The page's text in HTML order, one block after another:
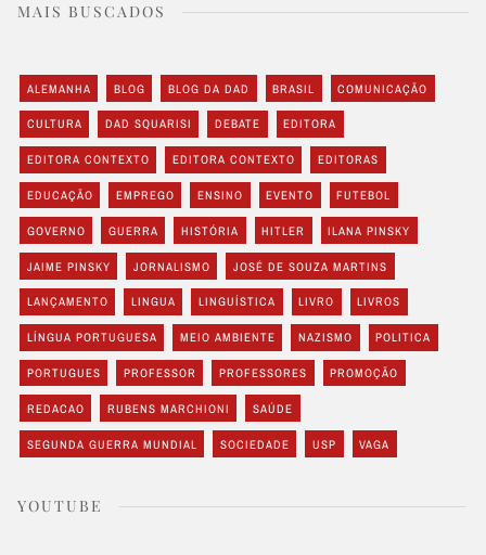
MAIS BUSCADOS
ALEMANHA BLOG BLOG DA DAD BRASIL COMUNICAÇÃO
CULTURA DAD SQUARISI DEBATE EDITORA
EDITORA CONTEXTO EDITORA CONTEXTO EDITORAS
EDUCAÇÃO EMPREGO ENSINO EVENTO FUTEBOL
GOVERNO GUERRA HISTÓRIA HITLER ILANA PINSKY
JAIME PINSKY JORNALISMO JOSÉ DE SOUZA MARTINS
LANÇAMENTO LINGUA LINGUÍSTICA LIVRO LIVROS
LÍNGUA PORTUGUESA MEIO AMBIENTE NAZISMO POLITICA
PORTUGUES PROFESSOR PROFESSORES PROMOÇÃO
REDACAO RUBENS MARCHIONI SAÚDE
SEGUNDA GUERRA MUNDIAL SOCIEDADE USP VAGA
YOUTUBE